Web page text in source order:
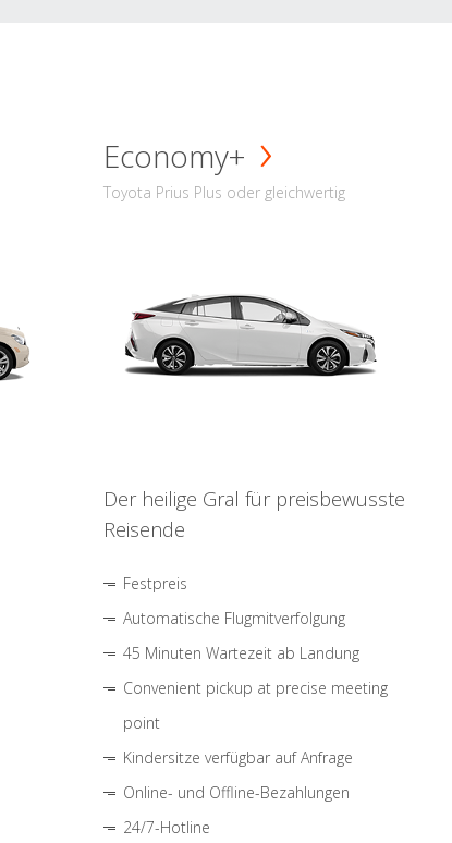
Economy+
Toyota Prius Plus oder gleichwertig
Der heilige Gral für preisbewusste
Reisende
Festpreis
Automatische Flugmitverfolgung
45 Minuten Wartezeit ab Landung
Convenient pickup at precise meeting
point
Kindersitze verfügbar auf Anfrage
Online- und Offline-Bezahlungen
24/7-Hotline